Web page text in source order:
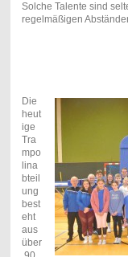
Solche Talente sind
regelmäßigen
Die
heut
ige
Tra
mpo
lina
bteil
ung
best
eht
aus
über